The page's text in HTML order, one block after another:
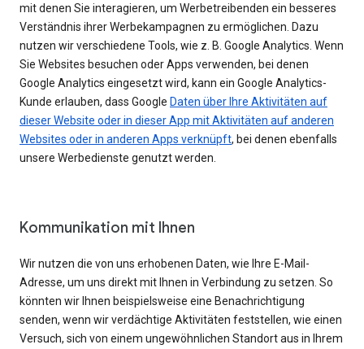
mit denen Sie interagieren, um Werbetreibenden ein besseres
Verständnis ihrer Werbekampagnen zu ermöglichen. Dazu
nutzen wir verschiedene Tools, wie z. B. Google Analytics. Wenn
Sie Websites besuchen oder Apps verwenden, bei denen
Google Analytics eingesetzt wird, kann ein Google Analytics-
Kunde erlauben, dass Google Daten über Ihre Aktivitäten auf
dieser Website oder in dieser App mit Aktivitäten auf anderen
Websites oder in anderen Apps verknüpft, bei denen ebenfalls
unsere Werbedienste genutzt werden.
Kommunikation mit Ihnen
Wir nutzen die von uns erhobenen Daten, wie Ihre E-Mail-
Adresse, um uns direkt mit Ihnen in Verbindung zu setzen. So
könnten wir Ihnen beispielsweise eine Benachrichtigung
senden, wenn wir verdächtige Aktivitäten feststellen, wie einen
Versuch, sich von einem ungewöhnlichen Standort aus in Ihrem